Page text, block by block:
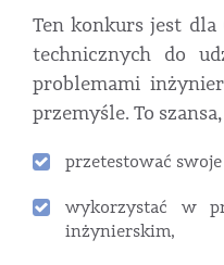
Ten konkurs jest dla
technicznych do
problemami
przemyśle. To
przetestować
wykorzystać w
inżynierskim,